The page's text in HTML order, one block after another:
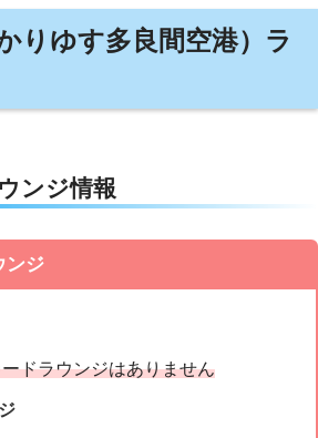
りゆす多良間空港）ラ
ンジ情報
ンジ
ドラウンジはありません